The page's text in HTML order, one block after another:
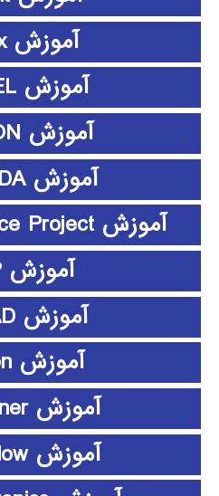
آموزش Latex
آموزش LISREL
آموزش LUMION
آموزش MAXQDA
آموزش Microsoft Office Project
آموزش PHP
آموزش PSCAD
آموزش python
آموزش rapidminer
آموزش ShowFlow